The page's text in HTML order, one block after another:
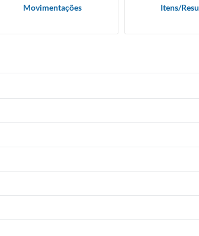
Movimentações Itens/